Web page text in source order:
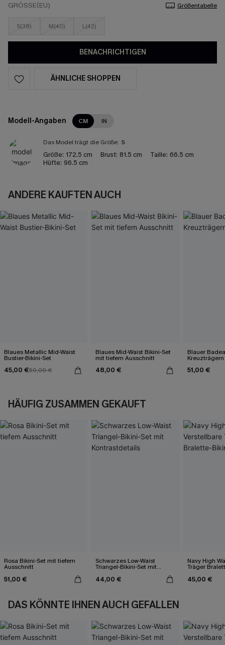
GRÖSSE(EU) Größentabelle
S(38) M(40) L(42)
BENACHRICHTIGEN
ÄHNLICHE SHOPPEN
Modell-Angaben CM IN
Das Model trägt die Größe: S
Größe: 172.5 cm Brust: 81.5 cm Taille: 66.5 cm
Hüfte: 96.5 cm
ANDERE KAUFTEN AUCH
Blaues Metallic Mid-Waist
Bustier-Bikini-Set
45,00 €50,00 €
Blaues Mid-Waist Bikini-Set
mit tiefem Ausschnitt
48,00 €
Blauer
Kreuzträgern
51,00 €
HÄUFIG ZUSAMMEN GEKAUFT
Rosa Bikini-Set mit tiefem
Ausschnitt
51,00 €
Schwarzes Low-Waist
Triangel-Bikini-Set mit
44,00 €
Navy High
Träger
45,00 €
DAS KÖNNTE IHNEN AUCH GEFALLEN